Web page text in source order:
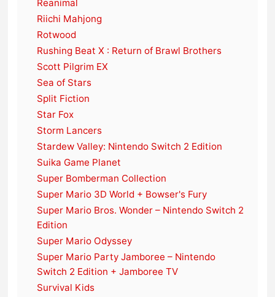
Reanimal
Riichi Mahjong
Rotwood
Rushing Beat X : Return of Brawl Brothers
Scott Pilgrim EX
Sea of Stars
Split Fiction
Star Fox
Storm Lancers
Stardew Valley: Nintendo Switch 2 Edition
Suika Game Planet
Super Bomberman Collection
Super Mario 3D World + Bowser's Fury
Super Mario Bros. Wonder – Nintendo Switch 2
Edition
Super Mario Odyssey
Super Mario Party Jamboree – Nintendo
Switch 2 Edition + Jamboree TV
Survival Kids